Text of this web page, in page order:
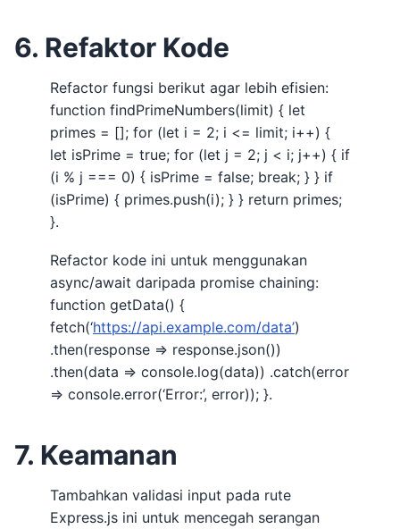
6. Refaktor Kode
Refactor fungsi berikut agar lebih efisien:
function findPrimeNumbers(limit) { let
primes = []; for (let i = 2; i <= limit; i++) {
let isPrime = true; for (let j = 2; j < i; j++) { if
(i % j === 0) { isPrime = false; break; } } if
(isPrime) { primes.push(i); } } return primes;
}.
Refactor kode ini untuk menggunakan
async/await daripada promise chaining:
function getData() {
fetch(‘https://api.example.com/data’)
.then(response => response.json())
.then(data => console.log(data)) .catch(error
=> console.error(‘Error:’, error)); }.
7. Keamanan
Tambahkan validasi input pada rute
Express.js ini untuk mencegah serangan